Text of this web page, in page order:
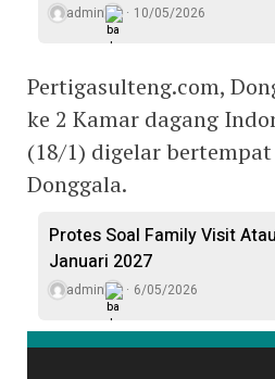
admin 10/05/2026
Pertigasulteng.com,
ke 2 Kamar dagang
(18/1) digelar
Donggala.
Protes Soal Family Visit
Januari 2027
admin 6/05/2026